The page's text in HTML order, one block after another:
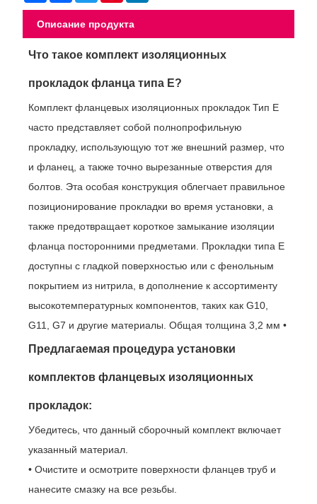
Описание продукта
Что такое комплект изоляционных
прокладок фланца типа E?
Комплект фланцевых изоляционных прокладок Тип E
часто представляет собой полнопрофильную
прокладку, использующую тот же внешний размер, что
и фланец, а также точно вырезанные отверстия для
болтов. Эта особая конструкция облегчает правильное
позиционирование прокладки во время установки, а
также предотвращает короткое замыкание изоляции
фланца посторонними предметами. Прокладки типа E
доступны с гладкой поверхностью или с фенольным
покрытием из нитрила, в дополнение к ассортименту
высокотемпературных компонентов, таких как G10,
G11, G7 и другие материалы. Общая толщина 3,2 мм
Предлагаемая процедура установки
комплектов фланцевых изоляционных
прокладок:
•
Убедитесь, что данный сборочный комплект включает
указанный материал.
• Очистите и осмотрите поверхности фланцев труб и
нанесите смазку на все резьбы.